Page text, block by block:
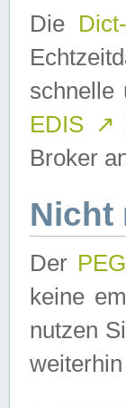
Die
schnelle
EDIS ↗
Broker
Nicht
Der
keine
nutzen